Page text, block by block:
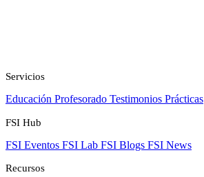
Servicios
Educación Profesorado Testimonios Prácticas
FSI Hub
FSI Eventos FSI Lab FSI Blogs FSI News
Recursos